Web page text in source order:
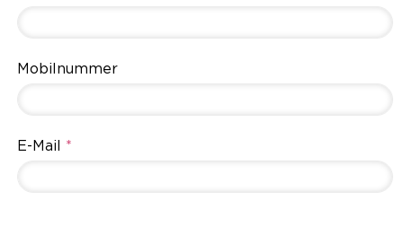
Mobilnummer
E-Mail *